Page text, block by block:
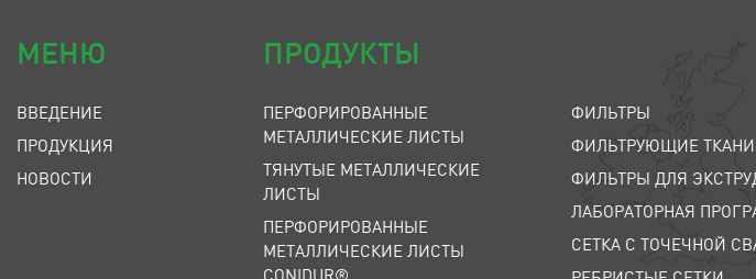
МЕНЮ
ВВЕДЕНИЕ
ПРОДУКЦИЯ
НОВОСТИ
ПРОДУКТЫ
ПЕРФОРИРОВАННЫЕ
МЕТАЛЛИЧЕСКИЕ ЛИСТЫ
ТЯНУТЫЕ МЕТАЛЛИЧЕСКИЕ
ЛИСТЫ
ПЕРФОРИРОВАННЫЕ
МЕТАЛЛИЧЕСКИЕ ЛИСТЫ
CONIDUR®
ФИЛЬТРЫ
ФИЛЬТРУЮЩИЕ ТКАНИ
ФИЛЬТРЫ ДЛЯ
ЛАБОРАТОРНАЯ
СЕТКА С ТОЧЕЧНОЙ